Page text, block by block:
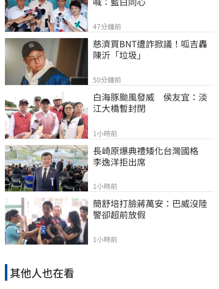
47分鐘前
慈濟買BNT遭詐掀議！呱吉轟
陳沂「垃圾」
50分鐘前
白海豚颱風發威　侯友宜：淡
江大橋暫封閉
1小時前
長崎原爆典禮矮化台灣國格
李逸洋拒出席
1小時前
簡舒培打臉蔣萬安：巴威沒陸
警卻超前放假
1小時前
其他人也在看